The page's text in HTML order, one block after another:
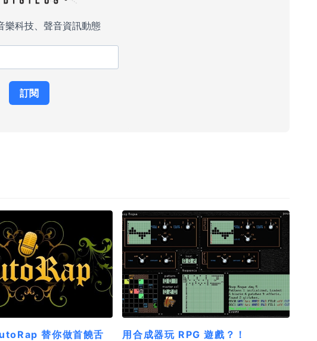
替你做首饒舌
用合成器玩 RPG 遊戲？！